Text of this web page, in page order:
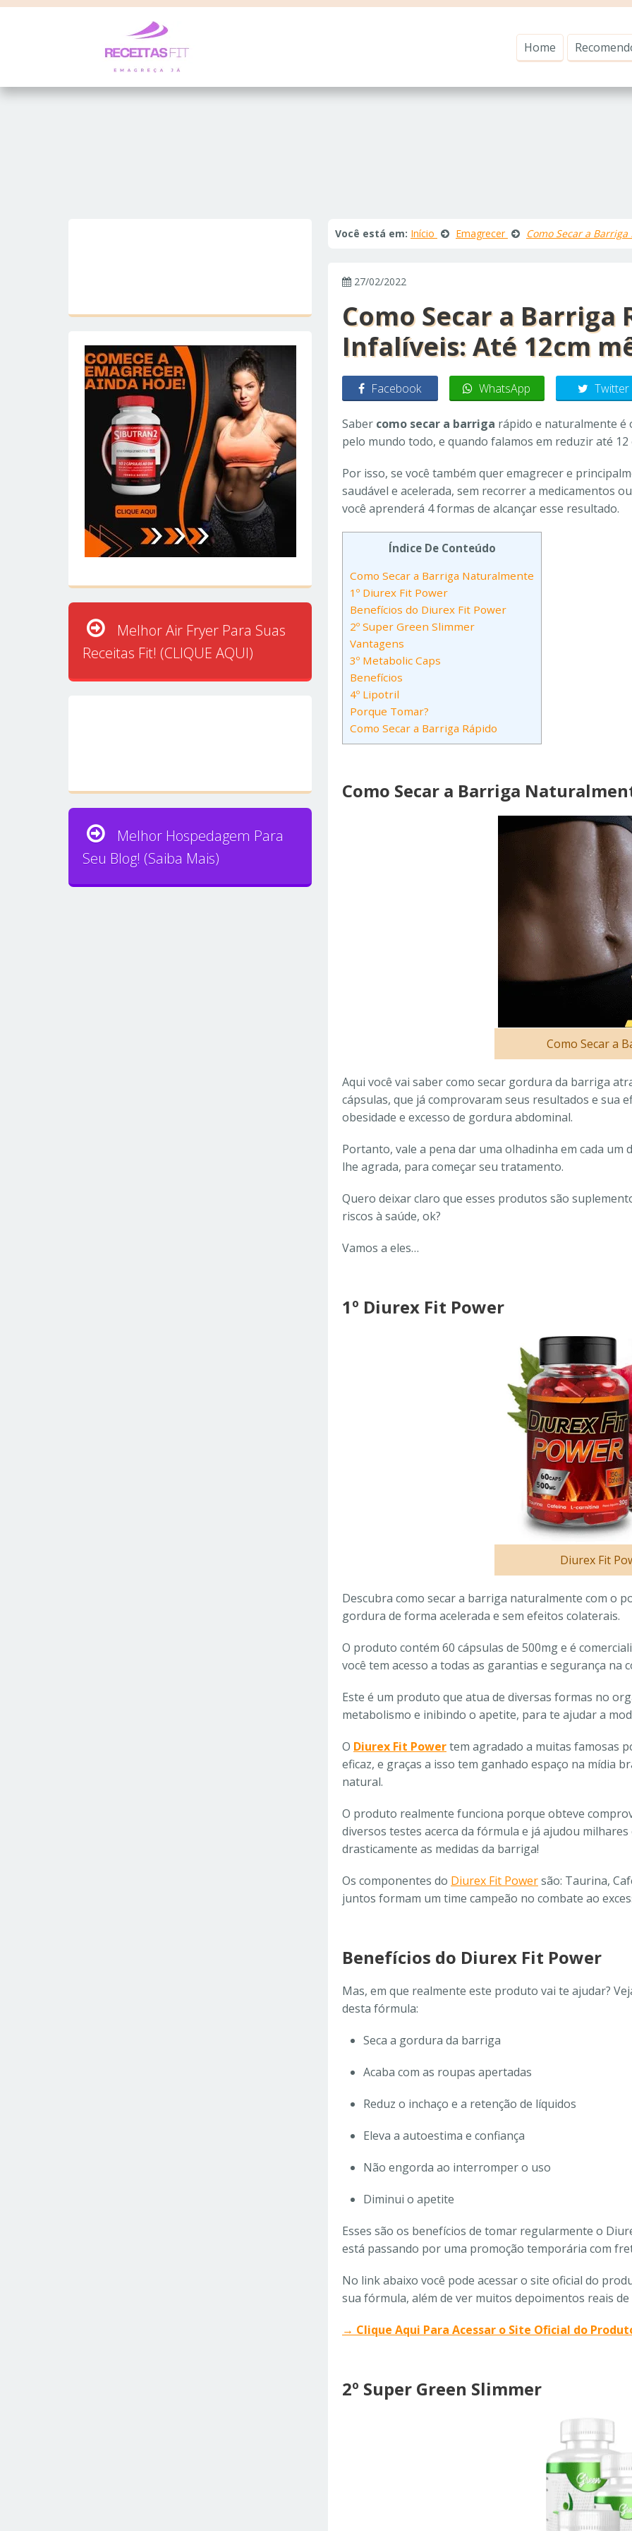
Home
Você está em: Início Emagrecer Como Secar a
27/02/2022
Como Secar a Barriga
Infalíveis: Até 12cm
Facebook WhatsApp Twitter
Saber como secar a barriga rápido e naturalmente é
pelo mundo todo, e quando falamos em reduzir até
Por isso, se você também quer emagrecer e
saudável e acelerada, sem recorrer a medicamentos
você aprenderá 4 formas de alcançar esse resultado.
Índice De Conteúdo
Como Secar a Barriga Naturalmente
1º Diurex Fit Power
Benefícios do Diurex Fit Power
2º Super Green Slimmer
Vantagens
3º Metabolic Caps
Benefícios
4º Lipotril
Porque Tomar?
Como Secar a Barriga Rápido
Como Secar a Barriga
Como Secar a
Aqui você vai saber como secar gordura da barriga
cápsulas, que já comprovaram seus resultados e sua
obesidade e excesso de gordura abdominal.
Portanto, vale a pena dar uma olhadinha em cada
lhe agrada, para começar seu tratamento.
Quero deixar claro que esses produtos são
riscos à saúde, ok?
Vamos a eles…
1º Diurex Fit Power
Diurex Fit
Descubra como secar a barriga naturalmente com o
gordura de forma acelerada e sem efeitos colaterais.
O produto contém 60 cápsulas de 500mg e é
você tem acesso a todas as garantias e segurança na
Este é um produto que atua de diversas formas no
metabolismo e inibindo o apetite, para te ajudar a
O Diurex Fit Powertem agradado a muitas famosas
eficaz, e graças a isso tem ganhado espaço na mídia
natural.
O produto realmente funciona porque obteve
diversos testes acerca da fórmula e já ajudou
drasticamente as medidas da barriga!
Os componentes do Diurex Fit Powersão: Taurina,
juntos formam um time campeão no combate ao
Benefícios do Diurex Fit Power
Mas, em que realmente este produto vai te ajudar?
desta fórmula:
Seca a gordura da barriga
Acaba com as roupas apertadas
Reduz o inchaço e a retenção de líquidos
Eleva a autoestima e confiança
Não engorda ao interromper o uso
Diminui o apetite
Esses são os benefícios de tomar regularmente o
está passando por uma promoção temporária com
No link abaixo você pode acessar o site oficial do
sua fórmula, além de ver muitos depoimentos reais
→ Clique Aqui Para Acessar o Site Oficial do
2º Super Green Slimmer
Melhor Air Fryer Para Suas
Receitas Fit! (CLIQUE AQUI)
Melhor Hospedagem Para
Seu Blog! (Saiba Mais)